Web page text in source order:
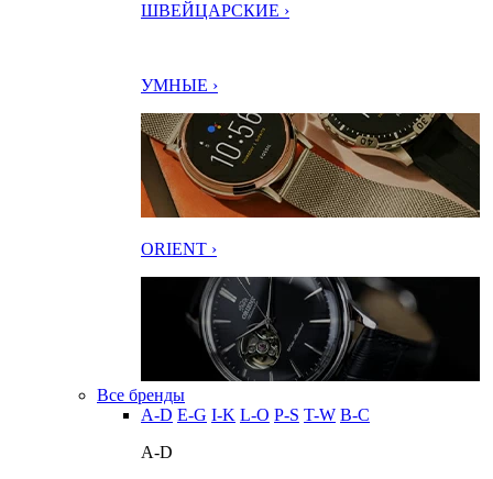
ШВЕЙЦАРСКИЕ ›
УМНЫЕ ›
ORIENT ›
Все бренды
A-D E-G I-K L-O P-S T-W В-С
A-D